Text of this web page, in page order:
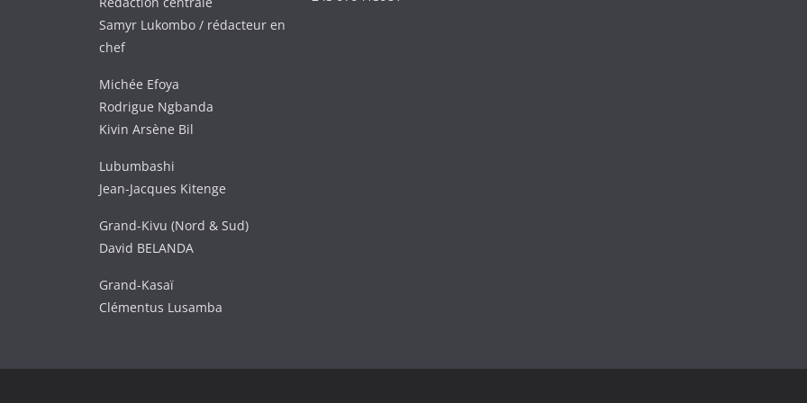
Samyr Lukombo / rédacteur en
chef
Michée Efoya
Rodrigue Ngbanda
Kivin Arsène Bil
Lubumbashi
Jean-Jacques Kitenge
Grand-Kivu (Nord & Sud)
David BELANDA
Grand-Kasaï
Clémentus Lusamba